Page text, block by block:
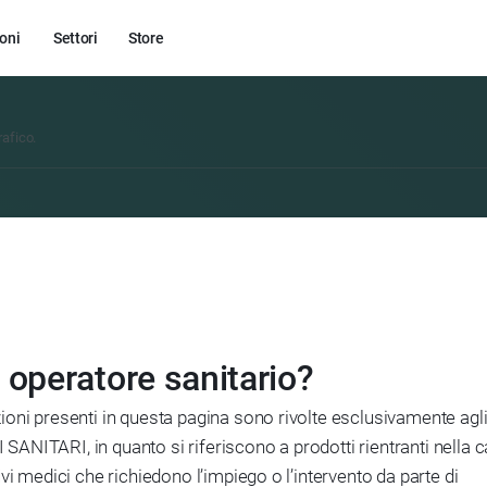
Settori Store
operatore sanitario?
presenti in questa pagina sono rivolte esclusivamente agli
SANITARI, in quanto si riferiscono a prodotti rientranti nella
medici che richiedono l’impiego o l’intervento da parte di
ZEEROMED SCREENING